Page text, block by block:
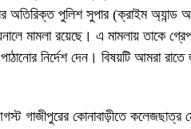
অতিরিক্ত পুলিশ সুপার (ক্রাইম
মামলা রয়েছে। এ মামলায় তাকে
পাঠানোর নির্দেশ দেন। বিষয়টি আমরা
গাজীপুরের কোনাবাড়ীতে